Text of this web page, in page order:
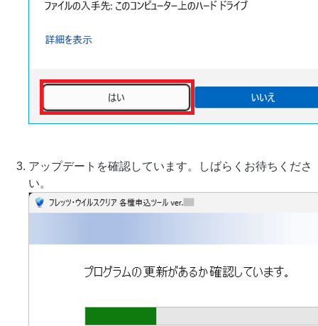
アップデートを確認しています。しばらくお待ちくださ
い。